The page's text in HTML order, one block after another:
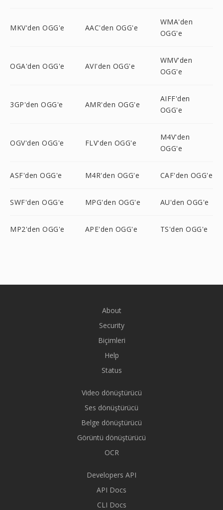
MKV'den OGG'e AAC'den OGG'e
WMA'den
OGG'e
OGA'den OGG'e AVI'den OGG'e
WMV'den
OGG'e
3GP'den OGG'e AMR'den OGG'e
AIFF'den
OGG'e
OGV'den OGG'e FLV'den OGG'e
M4V'den
OGG'e
ASF'den OGG'e M4R'den OGG'e CAF'den OGG'e
SWF'den OGG'e MPG'den OGG'e AU'den OGG'e
MP2'den OGG'e APE'den OGG'e TS'den OGG'e
About
Security
Biçimleri
Help
Status
Video dönüştürücü
Ses dönüştürücü
Belge dönüştürücü
Görüntü dönüştürücü
OCR
Developers API
API Docs
CLI Docs